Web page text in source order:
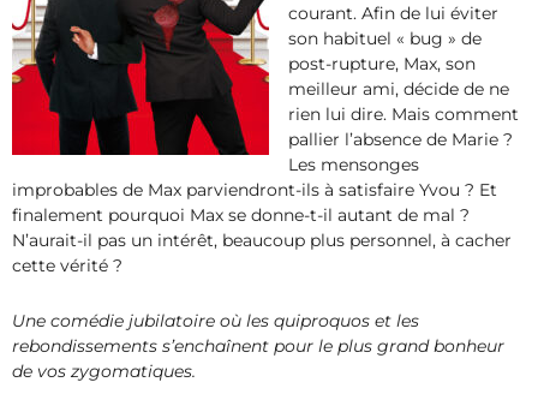
courant. Afin de lui éviter
son habituel « bug » de
post-rupture, Max, son
meilleur ami, décide de ne
rien lui dire. Mais comment
pallier l’absence de Marie ?
Les mensonges
improbables de Max parviendront-ils à satisfaire Yvou ? Et
finalement pourquoi Max se donne-t-il autant de mal ?
N’aurait-il pas un intérêt, beaucoup plus personnel, à cacher
cette vérité ?
Une comédie jubilatoire où les quiproquos et les
rebondissements s’enchaînent pour le plus grand bonheur
de vos zygomatiques.